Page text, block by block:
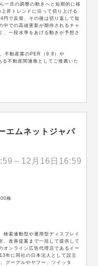
一旦の調整の動きへと短期的に移
昇トレンドに沿って切り上げる
円で反発、その後は切り返して短
中での高値更新が期待されるチャ
、一段水準をあげる動きが予想さ
不動産業のPER（9.8）や
不動産関連株としてご推薦いた
エムネットジャパ
～12月16日16:59
株
検索連動型や運用型ディスプレイ
、改善提案まで一括して提供して
オンライン広告代理店であるイー
年に同社の日本法人として設立
グーグルやヤフー、ツイッタ